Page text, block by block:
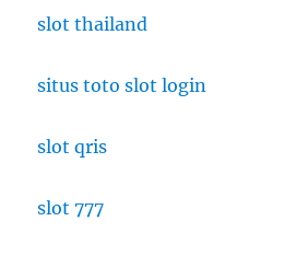
slot thailand
situs toto slot login
slot qris
slot 777